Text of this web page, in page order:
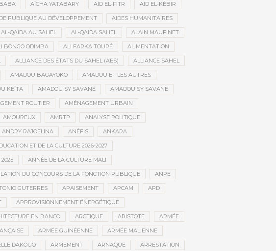
AÏCHA YATABARY AÏD EL-FITR AÏD EL-KÉBIR
PUBLIQUE AU DÉVELOPPEMENT AIDES HUMANITAIRES
AL-QAÏDA AU SAHEL AL-QAÏDA SAHEL ALAIN MAUFINET
BONGO ODIMBA ALI FARKA TOURÉ ALIMENTATION
ALLIANCE DES ÉTATS DU SAHEL (AES) ALLIANCE SAHEL
AMADOU BAGAYOKO AMADOU ET LES AUTRES
KEÏTA AMADOU SY SAVANÉ AMADOU SY SAVANE
ROUTIER AMÉNAGEMENT URBAIN
AMOUREUX AMRTP ANALYSE POLITIQUE
ANDRY RAJOELINA ANÉFIS ANKARA
ET DE LA CULTURE 2026-2027
ANNÉE DE LA CULTURE MALI
DU CONCOURS DE LA FONCTION PUBLIQUE ANPE
GUTERRES APAISEMENT APCAM APD
APPROVISIONNEMENT ÉNERGÉTIQUE
EN BANCO ARCTIQUE ARISTOTE ARMÉE
ARMÉE GUINÉENNE ARMÉE MALIENNE
DAKOUO ARMEMENT ARNAQUE ARRESTATION